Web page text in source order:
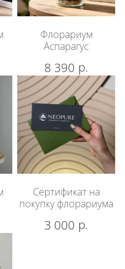
Флорариум
Аспарагус
8 390 р.
Сертификат на
покупку флорариума
3 000 р.
учитывая
форм колб
изготовить
какой вы